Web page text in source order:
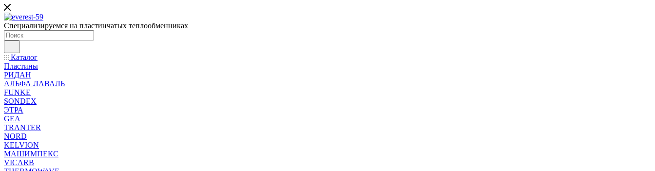
Специализируемся на пластинчатых теплообменниках
Каталог
Пластины
РИДАН
АЛЬФА ЛАВАЛЬ
FUNKE
SONDEX
ЭТРА
GEA
TRANTER
NORD
KELVION
МАШИМПЕКС
VICARB